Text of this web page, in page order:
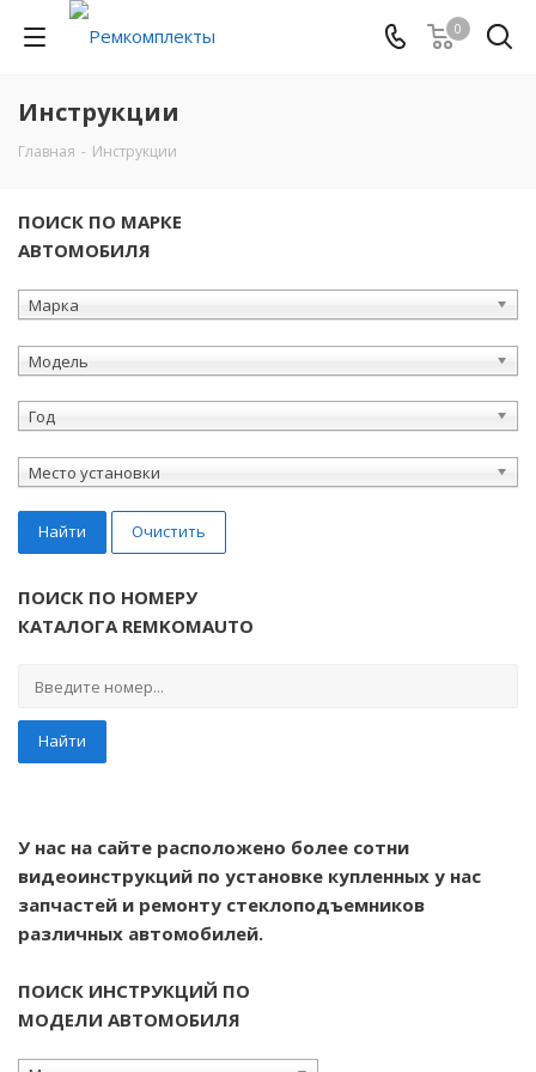
0
Инструкции
Главная - Инструкции
ПОИСК ПО МАРКЕ
АВТОМОБИЛЯ
Марка
Модель
Год
Место установки
Найти Очистить
ПОИСК ПО НОМЕРУ
КАТАЛОГА REMKOMAUTO
Найти
У нас на сайте расположено более сотни
видеоинструкций по установке купленных у нас
запчастей и ремонту стеклоподъемников
различных автомобилей.
ПОИСК ИНСТРУКЦИЙ ПО
МОДЕЛИ АВТОМОБИЛЯ